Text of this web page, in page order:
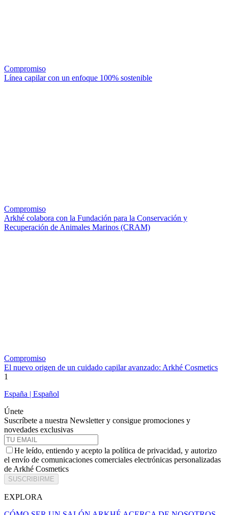
Compromiso
Línea capilar con un enfoque 100% sostenible
Compromiso
Arkhé colabora con la Fundación para la Conservación y
Recuperación de Animales Marinos (CRAM)
Compromiso
El nuevo origen de un cuidado capilar avanzado: Arkhé Cosmetics
1
España | Español
Únete
Suscríbete a nuestra Newsletter y consigue promociones y
novedades exclusivas
He leído, entiendo y acepto la política de privacidad, y autorizo
el envío de comunicaciones comerciales electrónicas personalizadas
de Arkhé Cosmetics
SUSCRIBIRME
EXPLORA